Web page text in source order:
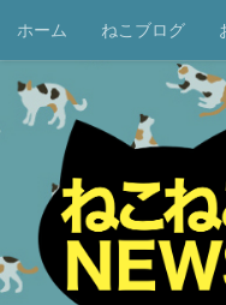
コンテンツへスキップ
ホーム ねこブログ